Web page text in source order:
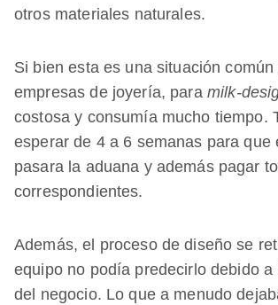
otros materiales naturales.
Si bien esta es una situación
empresas de joyería, para milk-
costosa y consumía mucho tiempo.
esperar de 4 a 6 semanas para que
pasara la aduana y además pagar
correspondientes.
Además, el proceso de diseño se
equipo no podía predecirlo debido a
del negocio. Lo que a menudo